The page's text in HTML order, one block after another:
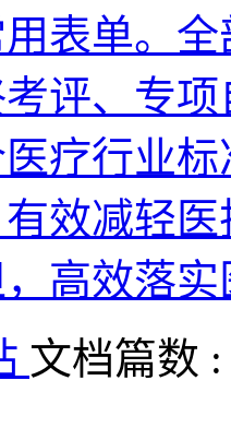
表单。
评、专
疗行业
效减轻
高效落
文档篇数